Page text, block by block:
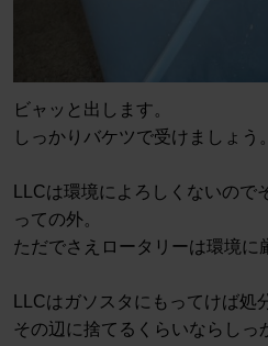
ビャッと出します。
しっかりバケツで受けましょう。
LLCは環境によろしくないので
っての外。
ただでさえロータリーは環境に
LLCはガソスタにもってけば処
その辺に捨てるくらいならしっ